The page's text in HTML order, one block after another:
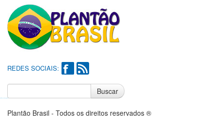
REDES SOCIAIS:
Buscar
Plantão Brasil - Todos os direitos reservados ®